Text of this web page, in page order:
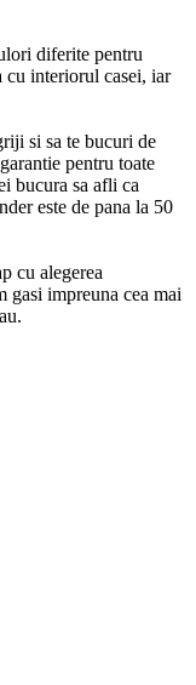
diferite pentru
interiorul casei, iar
si sa te bucuri de
pentru toate
bucura sa afli ca
este de pana la 50
cu alegerea
gasi impreuna cea mai